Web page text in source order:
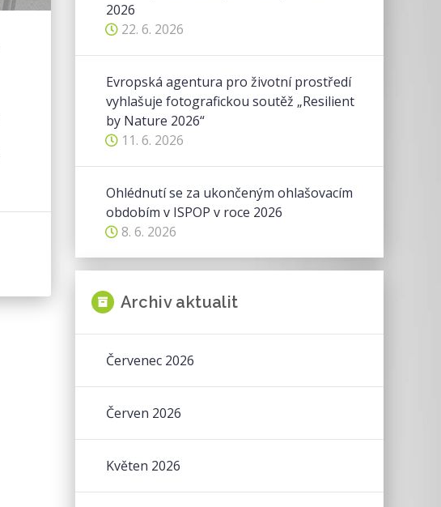
2026
22. 6. 2026
Evropská agentura pro životní prostředí
vyhlašuje fotografickou soutěž „Resilient
by Nature 2026“
11. 6. 2026
Ohlédnutí se za ukončeným ohlašovacím
obdobím v ISPOP v roce 2026
8. 6. 2026
Archiv aktualit
Červenec 2026
Červen 2026
Květen 2026